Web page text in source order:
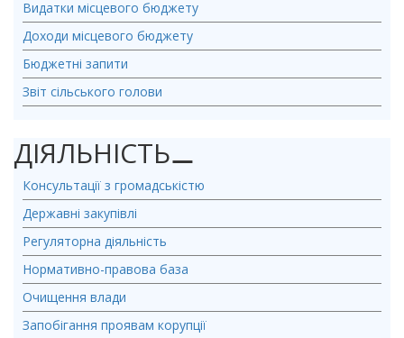
Видатки місцевого бюджету
Доходи місцевого бюджету
Бюджетні запити
Звіт сільського голови
ДІЯЛЬНІСТЬ⚊
Консультації з громадськістю
Державні закупівлі
Регуляторна діяльність
Нормативно-правова база
Очищення влади
Запобігання проявам корупції